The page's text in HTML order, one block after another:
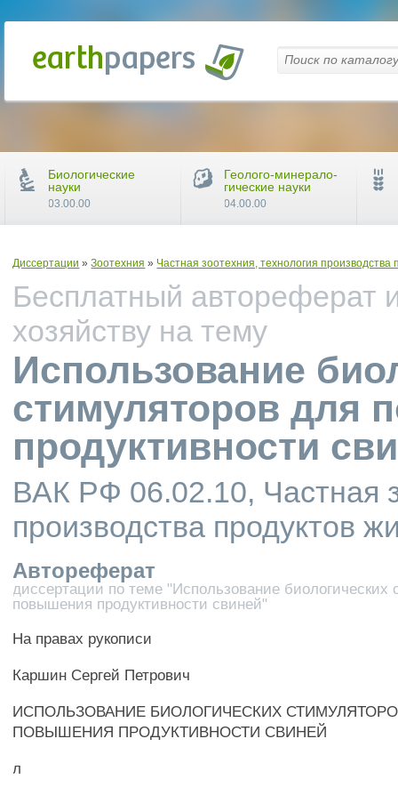
Диссертации »Зоотехния » Частная зоотехния, технология производства
Бесплатный автореферат
хозяйству на тему
Использование
стимуляторов для
продуктивности
ВАК РФ 06.02.10, Частная
производства продуктов
Автореферат
диссертации по теме "Использование биологических
повышения продуктивности свиней"
На правах рукописи
Каршин Сергей Петрович
ИСПОЛЬЗОВАНИЕ БИОЛОГИЧЕСКИХ
ПОВЫШЕНИЯ ПРОДУКТИВНОСТИ СВИНЕЙ
л
Биологические
науки
03.00.00
Геолого-минерало-
гические науки
04.00.00